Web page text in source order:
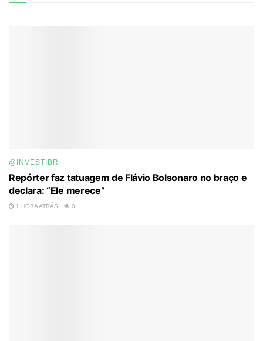
@INVESTIBR
Repórter faz tatuagem de Flávio Bolsonaro no braço e
declara: “Ele merece”
1 HORA ATRÁS 0